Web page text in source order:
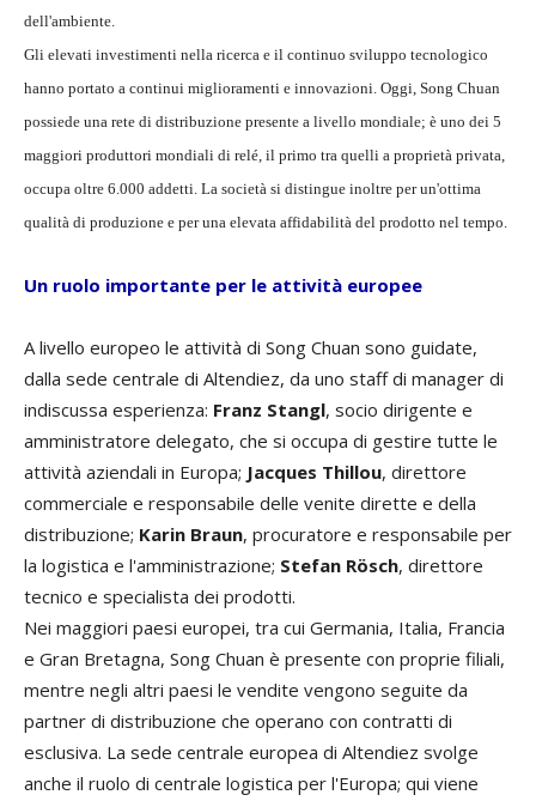
dell'ambiente.
Gli elevati investimenti nella ricerca e il continuo sviluppo tecnologico
hanno portato a continui miglioramenti e innovazioni. Oggi, Song Chuan
possiede una rete di distribuzione presente a livello mondiale; è uno dei 5
maggiori produttori mondiali di relé, il primo tra quelli a proprietà privata,
occupa oltre 6.000 addetti. La società si distingue inoltre per un'ottima
qualità di produzione e per una elevata affidabilità del prodotto nel tempo.
Un ruolo importante per le attività europee
A livello europeo le attività di Song Chuan sono guidate,
dalla sede centrale di Altendiez, da uno staff di manager di
indiscussa esperienza: Franz Stangl, socio dirigente e
amministratore delegato, che si occupa di gestire tutte le
attività aziendali in Europa; Jacques Thillou, direttore
commerciale e responsabile delle venite dirette e della
distribuzione; Karin Braun, procuratore e responsabile per
la logistica e l'amministrazione; Stefan Rösch, direttore
tecnico e specialista dei prodotti.
Nei maggiori paesi europei, tra cui Germania, Italia, Francia
e Gran Bretagna, Song Chuan è presente con proprie filiali,
mentre negli altri paesi le vendite vengono seguite da
partner di distribuzione che operano con contratti di
esclusiva. La sede centrale europea di Altendiez svolge
anche il ruolo di centrale logistica per l'Europa; qui viene